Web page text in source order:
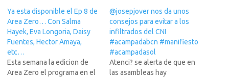
Ya esta disponible el Ep 8 de
Area Zero… Con Salma
Hayek, Eva Longoria, Daisy
Fuentes, Hector Amaya,
etc…
Esta semana la edicion de
Area Zero el programa en el
@josepjover nos da unos
consejos para evitar a los
infiltrados del CNI
#acampadabcn #manifiesto
#acampadasol
Atenci? se alerta de que en
las asambleas hay